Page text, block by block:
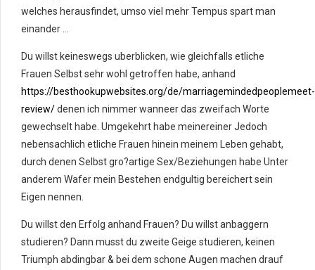
welches herausfindet, umso viel mehr Tempus spart man
einander …
Du willst keineswegs uberblicken, wie gleichfalls etliche
Frauen Selbst sehr wohl getroffen habe, anhand
https://besthookupwebsites.org/de/marriagemindedpeoplemeet-
review/denen ich nimmer wanneer das zweifach Worte
gewechselt habe. Umgekehrt habe meinereiner Jedoch
nebensachlich etliche Frauen hinein meinem Leben gehabt,
durch denen Selbst gro?artige Sex/Beziehungen habe Unter
anderem Wafer mein Bestehen endgultig bereichert sein
Eigen nennen.
Du willst den Erfolg anhand Frauen? Du willst anbaggern
studieren? Dann musst du zweite Geige studieren, keinen
Triumph abdingbar & bei dem schone Augen machen drauf